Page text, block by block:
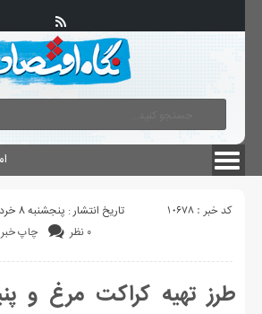
آگهی های دولتی
کد خبر : 10678
تاریخ انتشار : پنجشنبه 8 خرداد 1399 - 18:36
چاپ خبر
۰ نظر
طرز تهیه کراکت مرغ و